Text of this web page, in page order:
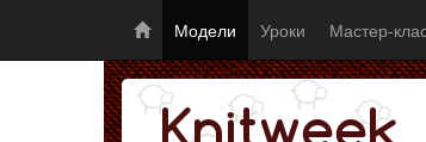
Модели Уроки Мастер-